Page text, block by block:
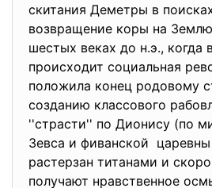
скитания Деметры в
возвращение коры на
шестых веках до н.э., когда
происходит социальная
положила конец родовому
созданию классового
''страсти'' по Дионису (по
Зевса и фиванской
растерзан титанами и
получают нравственное